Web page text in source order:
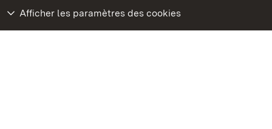
Afficher les paramètres des cookies
Rendez-nous visite